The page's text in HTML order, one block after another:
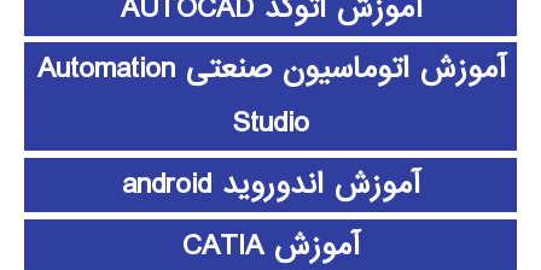
آموزش اتوماسیون صنعتی Automation
Studio
آموزش اندوروید android
آموزش CATIA